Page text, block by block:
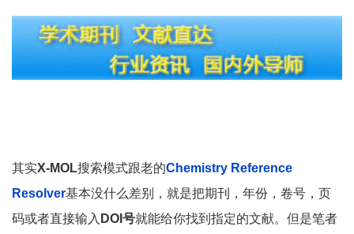
其实X-MOL搜索模式跟老的Chemistry Reference
Resolver基本没什么差别，就是把期刊，年份，卷号，页
码或者直接输入 DOI号就能给你找到指定的文献。但是笔者